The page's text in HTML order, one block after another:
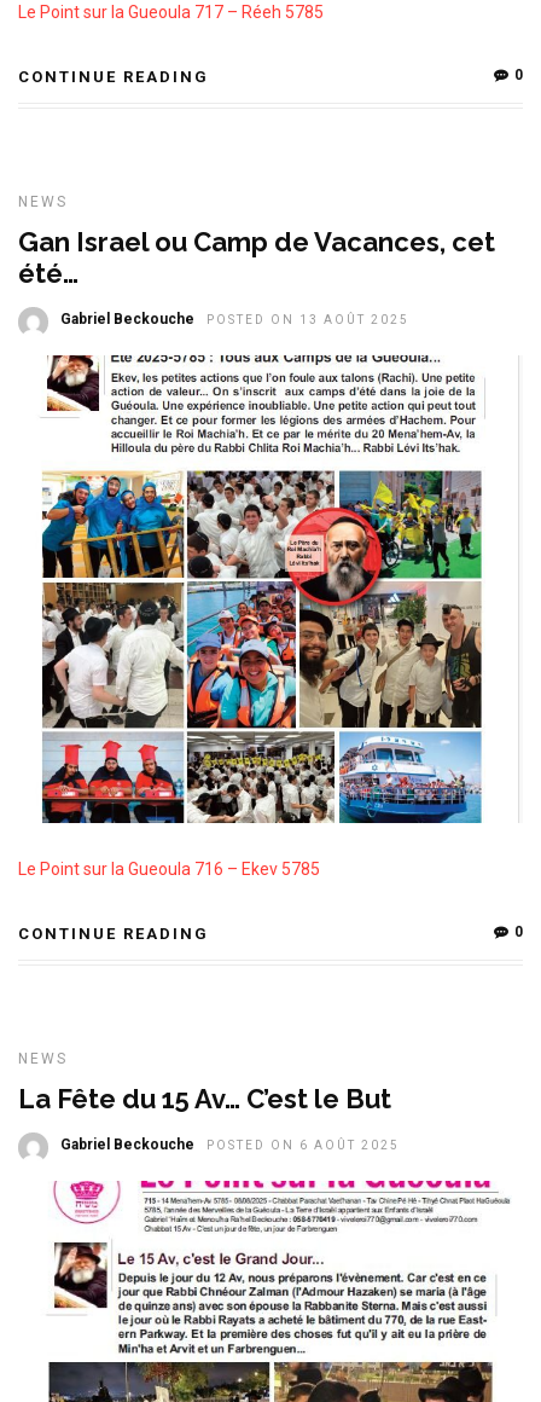
Le Point sur la Gueoula 717 – Réeh 5785
CONTINUE READING 0
NEWS
Gan Israel ou Camp de Vacances, cet
été…
Gabriel Beckouche POSTED ON 13 AOÛT 2025
Le Point sur la Gueoula 716 – Ekev 5785
CONTINUE READING 0
NEWS
La Fête du 15 Av… C’est le But
Gabriel Beckouche POSTED ON 6 AOÛT 2025